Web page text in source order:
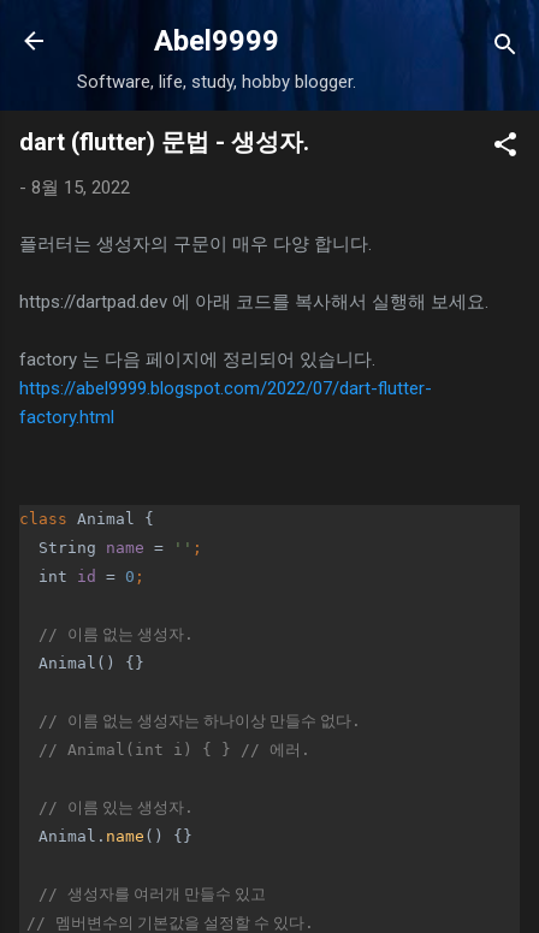
기본 콘텐츠로 건너뛰기
Abel9999
Software, life, study, hobby blogger.
dart (flutter) 문법 - 생성자.
- 8월 15, 2022
플러터는 생성자의 구문이 매우 다양 합니다.
https://dartpad.dev 에 아래 코드를 복사해서 실행해 보세요.
factory 는 다음 페이지에 정리되어 있습니다.
https://abel9999.blogspot.com/2022/07/dart-flutter-
factory.html
class Animal {
  String
name = '' ;
int id = 0 ;
// 이름 없는 생성자 .
Animal() {}
// 이름 없는 생성자는 하나이상 만들수 없다 .
  // Animal(int i) { } //
에러 .
  //
이름 있는 생성자 .
Animal. name () {}
// 생성자를 여러개 만들수 있고
// 멤버변수의 기본값을 설정할 수 있다 .